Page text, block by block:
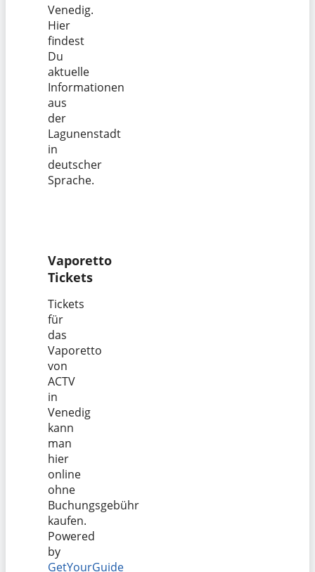
Venedig.
Hier
findest
Du
aktuelle
Informationen
aus
der
Lagunenstadt
in
deutscher
Sprache.
Vaporetto
Tickets
Tickets
für
das
Vaporetto
von
ACTV
in
Venedig
kann
man
hier
online
ohne
Buchungsgebühr
kaufen.
Powered
by
GetYourGuide